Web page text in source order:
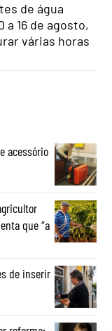
de água
a 16 de agosto,
várias horas
acessório
que “a
de inserir